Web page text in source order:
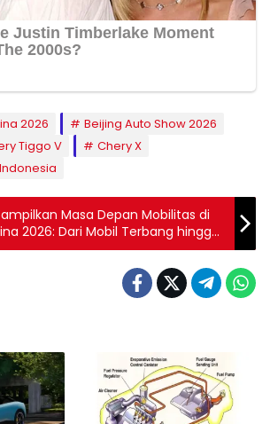
2026
Beijing Auto Show 2026
Tiggo V
Chery X
Masa Depan Mobilitas di
2026: Dari Mobil Terbang hingga